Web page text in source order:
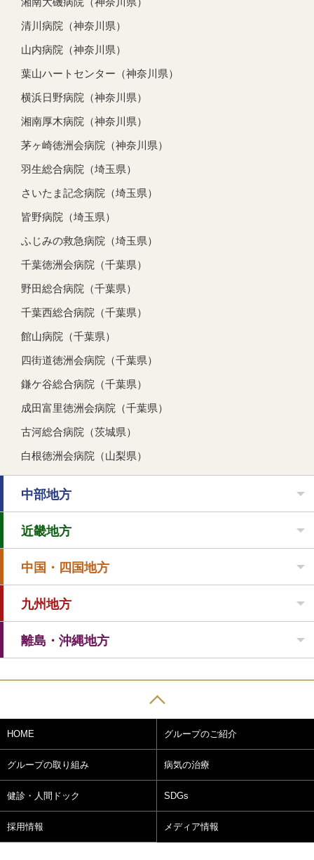
清川病院（神奈川県）
山内病院（神奈川県）
葉山ハートセンター（神奈川県）
横浜日野病院（神奈川県）
湘南厚木病院（神奈川県）
茅ヶ崎徳洲会病院（神奈川県）
羽生総合病院（埼玉県）
さいたま記念病院（埼玉県）
皆野病院（埼玉県）
ふじみの救急病院（埼玉県）
千葉徳洲会病院（千葉県）
野田総合病院（千葉県）
千葉西総合病院（千葉県）
館山病院（千葉県）
四街道徳洲会病院（千葉県）
鎌ケ谷総合病院（千葉県）
成田富里徳洲会病院（千葉県）
古河総合病院（茨城県）
白根徳洲会病院（山梨県）
中部地方
近畿地方
中国・四国地方
九州地方
離島・沖縄地方
HOME グループのご紹介
グループの取り組み 病気の治療
健診・人間ドック SDGs
採用情報 メディア情報